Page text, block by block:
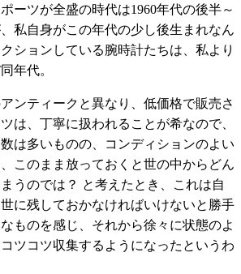
ーツが全盛の時代は1960年代の後半～
私自身がこの年代の少し後生まれなん
ションしている腕時計たちは、私より
年代。
ンティークと異なり、低価格で販売さ
は、丁寧に扱われることが希なので、
は多いものの、コンディションのよい
このまま放っておくと世の中からどん
うのでは？ と考えたとき、これは自
に残しておかなければいけないと勝手
ものを感じ、それから徐々に状態のよ
ツコツ収集するようになったというわ